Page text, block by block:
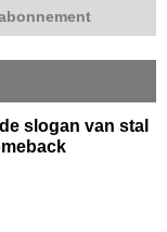
slogan van stal